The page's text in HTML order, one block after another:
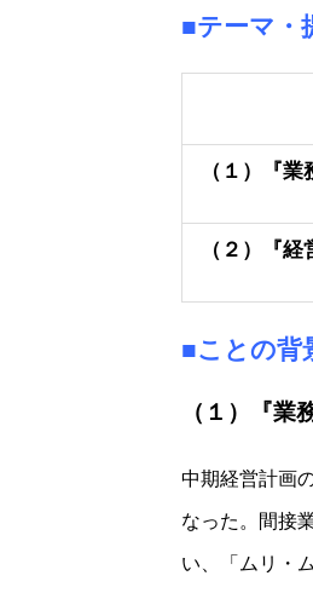
■テーマ・
（１）『
（２）『
■ことの背
（１）『業
中期経営計画
なった。間接
い、「ムリ・